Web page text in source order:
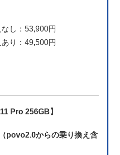
し：53,900円
り：49,500円
Pro 256GB】
povo2.0からの乗り換え含